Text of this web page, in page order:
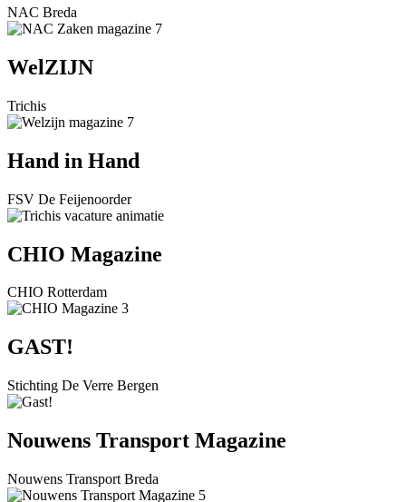
NAC Breda
WelZIJN
Trichis
Hand in Hand
FSV De Feijenoorder
CHIO Magazine
CHIO Rotterdam
GAST!
Stichting De Verre Bergen
Nouwens Transport Magazine
Nouwens Transport Breda